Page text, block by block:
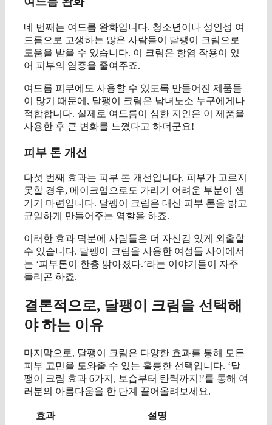
네 번째는 여드름 완화입니다. 청소년이나 성인성 여
드름으로 고생하는 많은 사람들이 달팽이 크림으로
도움을 받을 수 있습니다. 이 크림은 항염 작용이 있
어 피부의 염증을 줄여주죠.
여드름 피부에도 사용할 수 있도록 만들어진 제품들
이 많기 때문에, 달팽이 크림은 남녀노소 누구에게나
적합합니다. 실제로 여드름이 심한 지인은 이 제품을
사용한 후 큰 변화를 느꼈다고 하더군요!
피부 톤 개선
다섯 번째 효과는 피부 톤 개선입니다. 피부가 고르지
못할 경우, 메이크업으로도 가리기 어려운 부분이 생
기기 마련입니다. 달팽이 크림은 대신 피부 톤을 밝고
균일하게 만들어주는 역할을 하죠.
이러한 효과 덕분에 사람들은 더 자신감 있게 외출할
수 있습니다. 달팽이 크림을 사용한 여성들 사이에서
는 ‘피부톤이 한층 밝아졌다.’라는 이야기들이 자주
들리곤 하죠.
결론적으로, 달팽이 크림을 선택해
야 하는 이유
마지막으로, 달팽이 크림은 다양한 효과를 통해 모든
피부 고민을 도와줄 수 있는 훌륭한 선택입니다. ‘달
팽이 크림 효과 6가지, 보습부터 탄력까지!’를 통해 여
러분의 아름다움을 한 단계 끌어올려보세요.
효과 설명